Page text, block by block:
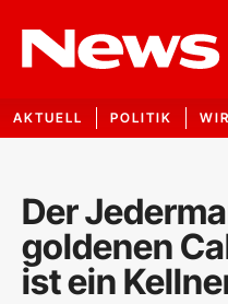
AKTUELL POLITIK
Der
goldenen
ist ein